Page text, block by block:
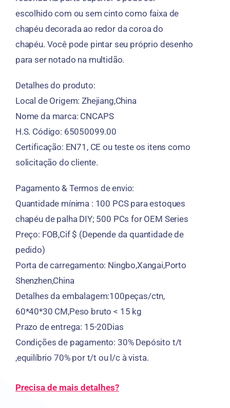
escolhido com ou sem cinto como faixa de
chapéu decorada ao redor da coroa do
chapéu. Você pode pintar seu próprio desenho
para ser notado na multidão.
Detalhes do produto:
Local de Origem: Zhejiang,China
Nome da marca: CNCAPS
H.S. Código: 65050099.00
Certificação: EN71, CE ou teste os itens como
solicitação do cliente.
Pagamento & Termos de envio:
Quantidade mínima : 100 PCS para estoques
chapéu de palha DIY; 500 PCs for OEM Series
Preço: FOB,Cif $ (Depende da quantidade de
pedido)
Porta de carregamento: Ningbo,Xangai,Porto
Shenzhen,China
Detalhes da embalagem:100peças/ctn,
60*40*30 CM,Peso bruto < 15 kg
Prazo de entrega: 15-20Dias
Condições de pagamento: 30% Depósito t/t
,equilíbrio 70% por t/t ou l/c à vista.
Precisa de mais detalhes?